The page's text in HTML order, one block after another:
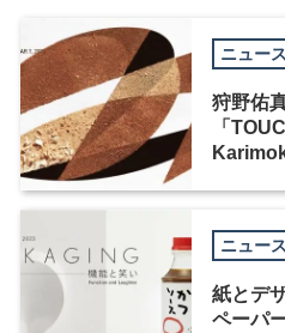
ニュース
狩野佑
「
ニュース
紙とデ
ペーパ